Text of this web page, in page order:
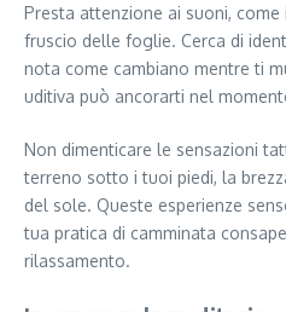
Presta attenzione ai suoni,
fruscio delle foglie. Cerca di
nota come cambiano mentre ti
uditiva può ancorarti nel
Non dimenticare le sensazioni
terreno sotto i tuoi piedi, la
del sole. Queste esperienze
tua pratica di camminata
rilassamento.